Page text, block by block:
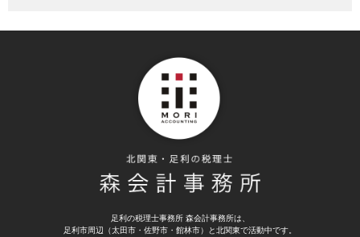
足利の税理士事務所 森会計事務所は、
足利市周辺（太田市・佐野市・館林市）と北関東で活動中です。